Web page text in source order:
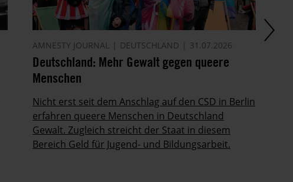
AMNESTY JOURNAL DEUTSCHLAND 31.07.2026
Deutschland: Mehr Gewalt gegen queere
Menschen
Nicht erst seit dem Anschlag auf den CSD in Berlin
erfahren queere Menschen in Deutschland
Gewalt. Zugleich streicht der Staat in diesem
Bereich Geld für Jugend- und Bildungsarbeit.